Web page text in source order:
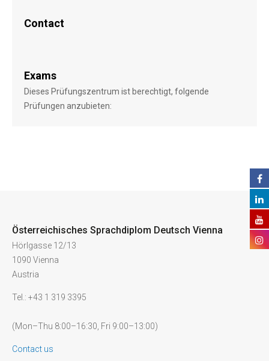
Contact
Exams
Dieses Prüfungszentrum ist berechtigt, folgende
Prüfungen anzubieten:
Österreichisches Sprachdiplom Deutsch Vienna
Hörlgasse 12/13
1090 Vienna
Austria
Tel.: +43 1 319 3395
(Mon–Thu 8:00–16:30, Fri 9:00–13:00)
Contact us